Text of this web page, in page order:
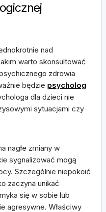
nad
warto skonsultować
zdrowia
będzie psycholog
dla dzieci nie
sytuacjami czy
nagłe zmiany w
sygnalizować mogą
Szczególnie niepokoić
zaczyna unikać
się w sobie lub
agresywne. Właściwy